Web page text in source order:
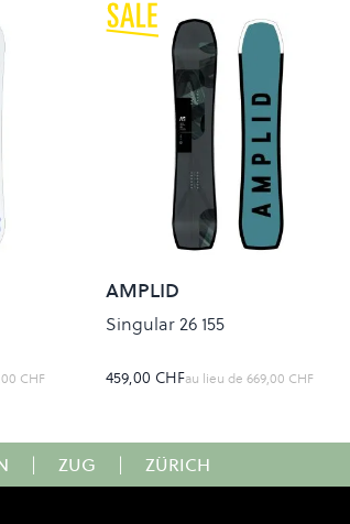
CHF
AMPLID
Singular 26 155
459,00 CHFau lieu de 669,00 CHF
| ZUG | ZÜRICH